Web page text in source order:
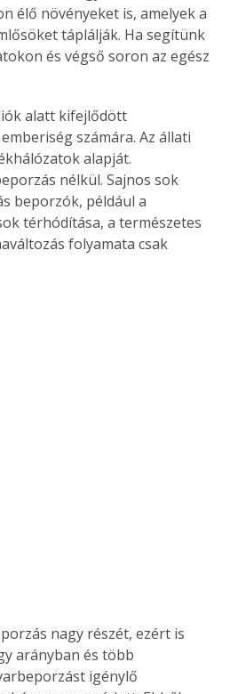
élő növényeket is, amelyek a
táplálják. Ha segítünk
és végső soron az egész
alatt kifejlődött
számára. Az állati
alapját.
nélkül. Sajnos sok
beporzók, például a
térhódítása, a természetes
folyamata csak
nagy részét, ezért is
arányban és több
igénylő